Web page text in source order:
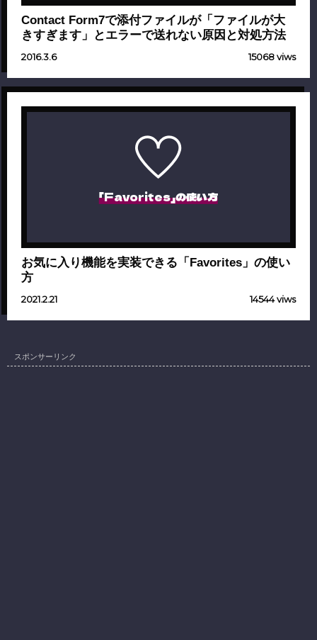
Contact Form7で添付ファイルが「ファイルが大
きすぎます」とエラーで送れない原因と対処方法
2016.3.6 15068 viws
「Favorites」の使い方
お気に入り機能を実装できる「Favorites」の使い
方
2021.2.21 14544 viws